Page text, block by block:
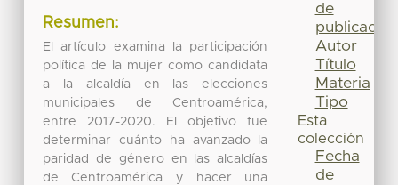
Resumen:
El artículo examina la participación
política de la mujer como candidata
a la alcaldía en las elecciones
municipales de Centroamérica,
entre 2017-2020. El objetivo fue
determinar cuánto ha avanzado la
paridad de género en las alcaldías
de Centroamérica y hacer una
de
publicación
Autor
Título
Materia
Tipo
Esta
colección
Fecha
de